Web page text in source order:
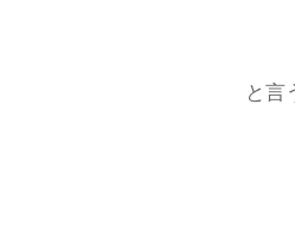
と言